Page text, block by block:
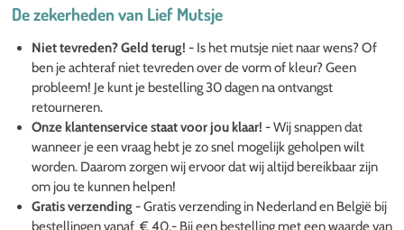
De zekerheden van Lief Mutsje
Niet tevreden? Geld terug! - Is het mutsje niet naar wens? Of
ben je achteraf niet tevreden over de vorm of kleur? Geen
probleem! Je kunt je bestelling 30 dagen na ontvangst
retourneren.
Onze klantenservice staat voor jou klaar! - Wij snappen dat
wanneer je een vraag hebt je zo snel mogelijk geholpen wilt
worden. Daarom zorgen wij ervoor dat wij altijd bereikbaar zijn
om jou te kunnen helpen!
Gratis verzending- Gratis verzending in Nederland en België bij
bestellingen vanaf € 40,- Bij een bestelling met een waarde van